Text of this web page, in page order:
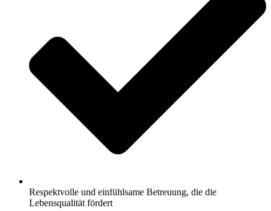
Respektvolle und einfühlsame Betreuung, die die
Lebensqualität fördert